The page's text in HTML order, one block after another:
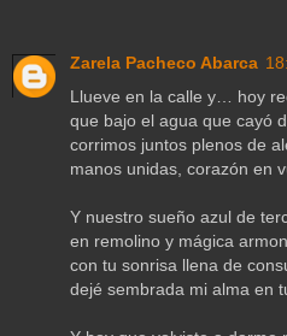
Zarela Pacheco Abarca
Llueve en la calle y… hoy
que bajo el agua que cayó
corrimos juntos plenos de
manos unidas, corazón en
Y nuestro sueño azul de
en remolino y mágica
con tu sonrisa llena de
dejé sembrada mi alma en